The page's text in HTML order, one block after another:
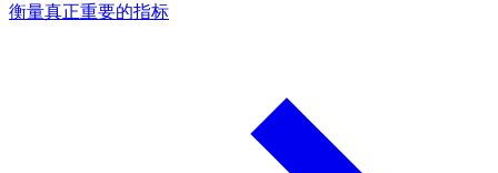
衡量真正重要的指标